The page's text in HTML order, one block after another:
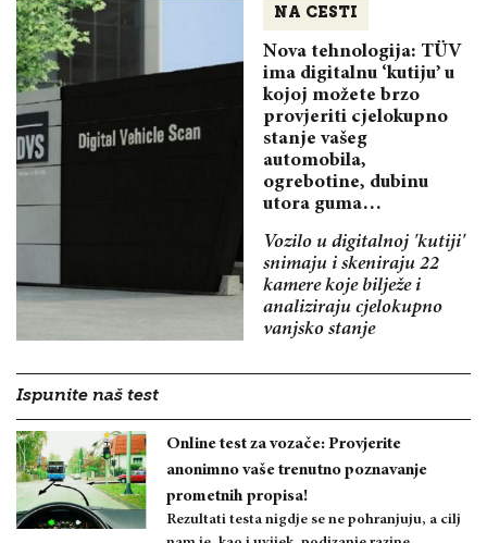
NA CESTI
Nova tehnologija: TÜV
ima digitalnu ‘kutiju’ u
kojoj možete brzo
provjeriti cjelokupno
stanje vašeg
automobila,
ogrebotine, dubinu
utora guma…
Vozilo u digitalnoj 'kutiji'
snimaju i skeniraju 22
kamere koje bilježe i
analiziraju cjelokupno
vanjsko stanje
Ispunite naš test
Online test za vozače: Provjerite
anonimno vaše trenutno poznavanje
prometnih propisa!
Rezultati testa nigdje se ne pohranjuju, a cilj